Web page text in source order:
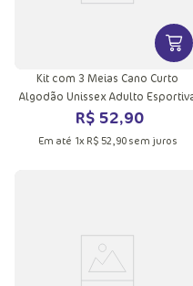
VER
Kit com 3 Meias Cano Curto
Algodão Unissex Adulto
R$ 52,90
Em até 1x R$ 52,90sem juros